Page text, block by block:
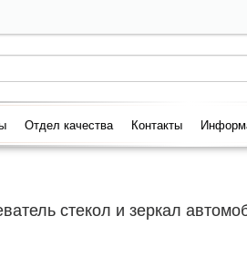
Отдел качества Контакты
стекол и зеркал